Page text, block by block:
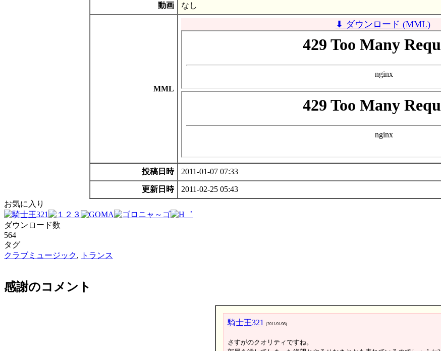
動画 なし
MML
⬇ ダウンロード (MML)
投稿日時 2011-01-07 07:33
更新日時
2011-02-25 05:43
お気に入り
ダウンロード数
564
タグ
クラブミュージック, トランス
感謝のコメント
騎士王321 (2011/01/08)
さすがのクオリティですね。